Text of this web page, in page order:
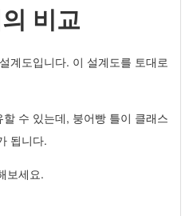
비교
계도입니다. 이 설계도를 토대로
수 있는데, 붕어빵 틀이 클래스
됩니다.
보세요.